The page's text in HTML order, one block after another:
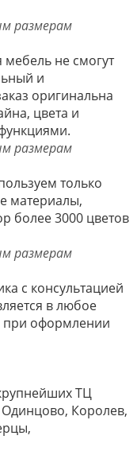
не смогут
и
оригинальна
цвета и
только
материалы,
более 3000 цветов
с консультацией
в любое
при оформлении
ТЦ
Королев,